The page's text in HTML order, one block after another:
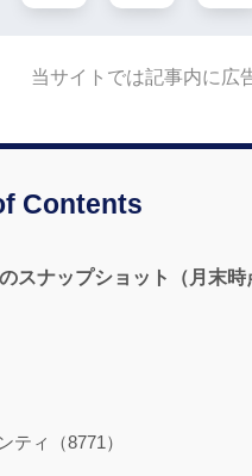
当サイトでは記事内に広
Contents
スナップショット（月末時
ティ（8771）